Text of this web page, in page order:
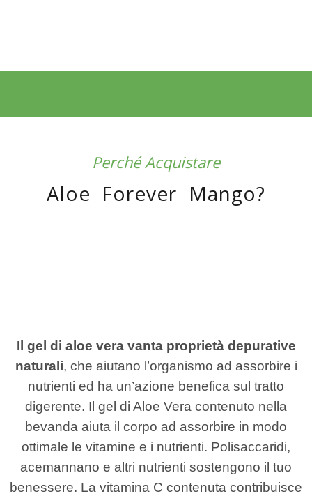
Perché Acquistare
Aloe Forever Mango?
Il gel di aloe vera vanta proprietà depurative
naturali, che aiutano l’organismo ad assorbire i
nutrienti ed ha un’azione benefica sul tratto
digerente. Il gel di Aloe Vera contenuto nella
bevanda aiuta il corpo ad assorbire in modo
ottimale le vitamine e i nutrienti. Polisaccaridi,
acemannano e altri nutrienti sostengono il tuo
benessere. La vitamina C contenuta contribuisce